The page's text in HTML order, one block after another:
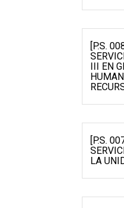
[P.S.
III EN
[P.S.
LA